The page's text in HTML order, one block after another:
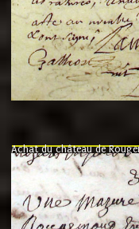
Achat du château de
"l'an mil six cent soixante
nommé fut présent
vend, purement